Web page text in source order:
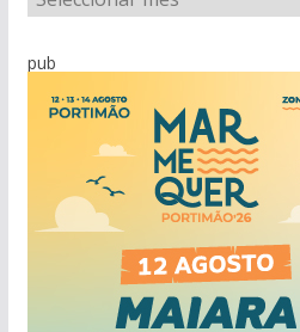
r
q
e
pub